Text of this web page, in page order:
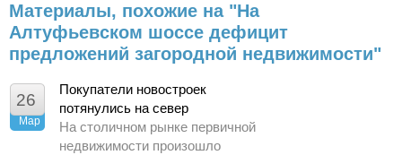
Материалы, похожие на "На
Алтуфьевском шоссе дефицит
предложений загородной недвижимости"
26
Мар
Покупатели новостроек
потянулись на север
На столичном рынке первичной
недвижимости произошло